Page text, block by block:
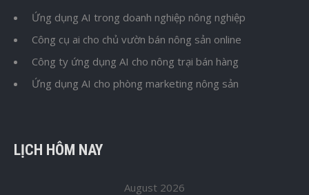
Ứng dụng AI trong doanh nghiệp nông nghiệp
Công cụ ai cho chủ vườn bán nông sản online
Công ty ứng dụng AI cho nông trại bán hàng
Ứng dụng AI cho phòng marketing nông sản
LỊCH HÔM NAY
August 2026